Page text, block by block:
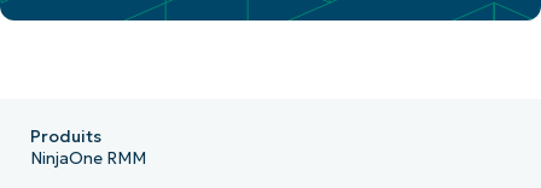
Produits
NinjaOne RMM